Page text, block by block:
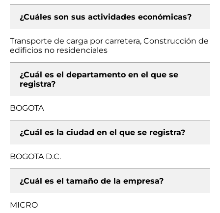
¿Cuáles son sus actividades económicas?
Transporte de carga por carretera, Construcción de
edificios no residenciales
¿Cuál es el departamento en el que se
registra?
BOGOTA
¿Cuál es la ciudad en el que se registra?
BOGOTA D.C.
¿Cuál es el tamaño de la empresa?
MICRO